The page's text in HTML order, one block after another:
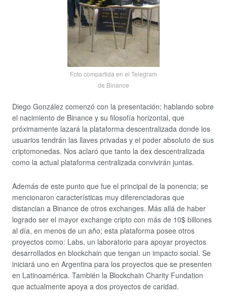
Foto compartida en el Telegram
de Binance
Diego González comenzó con la presentación; hablando sobre
el nacimiento de Binance y su filosofía horizontal, que
próximamente lazará la plataforma descentralizada donde los
usuarios tendrán las llaves privadas y el poder absoluto de sus
criptomonedas. Nos aclaró que tanto la dex descentralizada
como la actual plataforma centralizada convivirán juntas.
Además de este punto que fue el principal de la ponencia; se
mencionaron características muy diferenciadoras que
distancian a Binance de otros exchanges. Más allá de haber
logrado ser el mayor exchange cripto con más de 10$ billones
al día, en menos de un año; esta plataforma posee otros
proyectos como: Labs, un laboratorio para apoyar proyectos
desarrollados en blockchain que tengan un impacto social. Se
iniciará uno en Argentina para los proyectos que se presenten
en Latinoamérica. También la Blockchain Charity Fundation
que actualmente apoya a dos proyectos de caridad.